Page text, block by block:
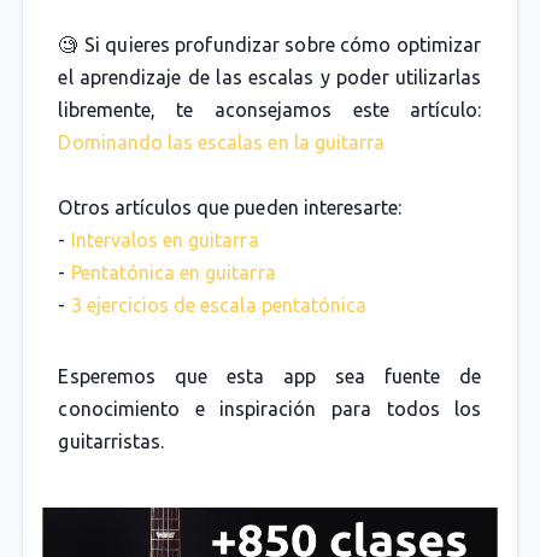
🧐 Si quieres profundizar sobre cómo optimizar
el aprendizaje de las escalas y poder utilizarlas
libremente, te aconsejamos este artículo:
Dominando las escalas en la guitarra
Otros artículos que pueden interesarte:
- Intervalos en guitarra
- Pentatónica en guitarra
- 3 ejercicios de escala pentatónica
Esperemos que esta app sea fuente de
conocimiento e inspiración para todos los
guitarristas.